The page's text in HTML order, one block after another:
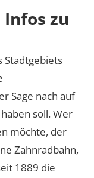
zu
Stadtgebiets
Sage nach auf
soll. Wer
möchte, der
Zahnradbahn,
1889 die